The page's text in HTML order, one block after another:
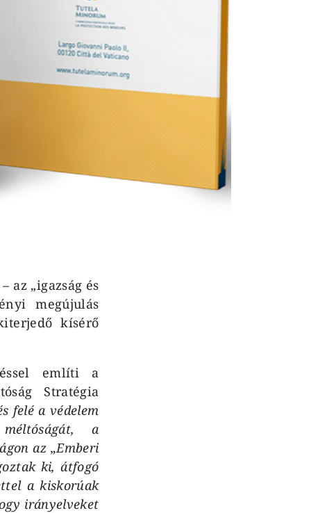
az „igazság és
megújulás
kísérő
említi a
Stratégia
felé a védelem
a
az „Emberi
ki, átfogó
a kiskorúak
irányelveket